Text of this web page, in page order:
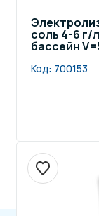
соль 4-6 г/
бассейн
Код: 700153